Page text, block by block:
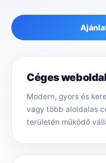
Céges
Modern, gyors és
vagy több aloldalas
területén működő